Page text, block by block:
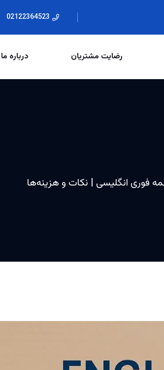
02122364523
رضایت مشتریان درباره ما
فوری انگلیسی | نکات و هزینه‌ها